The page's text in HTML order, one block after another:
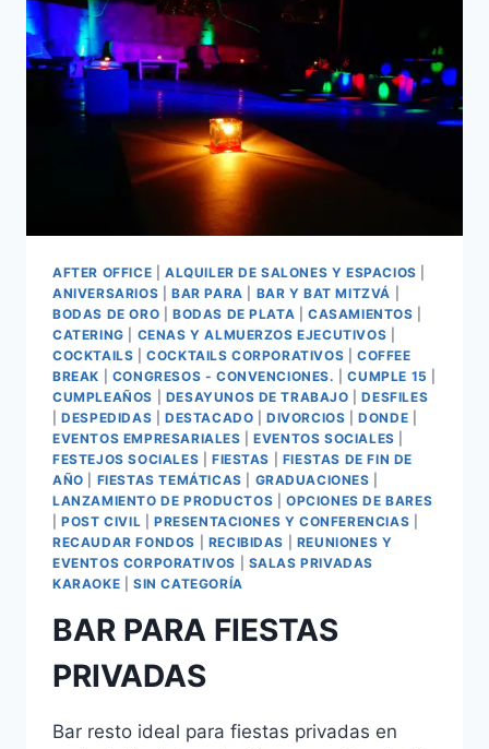
AFTER OFFICE ALQUILER DE SALONES Y ESPACIOS
ANIVERSARIOS
BAR PARA BAR Y BAT MITZVÁ
BODAS DE ORO
BODAS DE PLATA |CASAMIENTOS
CATERING
CENAS Y ALMUERZOS EJECUTIVOS
COCKTAILS |COCKTAILS CORPORATIVOS |COFFEE
BREAK
CONGRESOS - CONVENCIONES. |CUMPLE 15
CUMPLEAÑOS
DESAYUNOS DE TRABAJO |DESFILES
|DESPEDIDAS DESTACADO |DIVORCIOS |DONDE
EVENTOS EMPRESARIALES |EVENTOS SOCIALES
FESTEJOS SOCIALES
FIESTAS
FIESTAS DE FIN DE
AÑO
FIESTAS TEMÁTICAS GRADUACIONES
LANZAMIENTO DE PRODUCTOS |OPCIONES DE BARES
|POST CIVIL PRESENTACIONES Y CONFERENCIAS
RECAUDAR FONDOS
RECIBIDAS
REUNIONES Y
EVENTOS CORPORATIVOS
SALAS PRIVADAS
KARAOKE
SIN CATEGORÍA
BAR PARA FIESTAS
PRIVADAS
Bar resto ideal para fiestas privadas en